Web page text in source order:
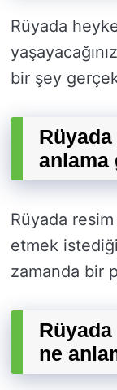
Rüyada
bir şey
anlama
Rüyada
etmek
zamanda bir
ne